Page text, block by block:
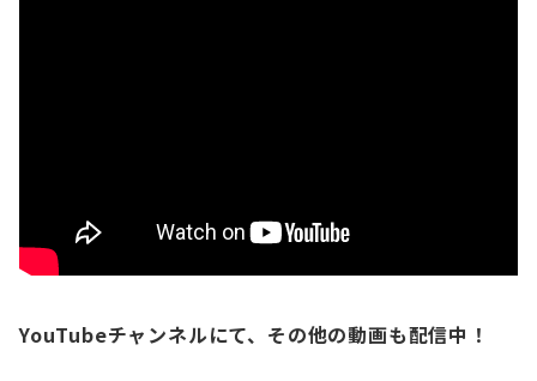
YouTubeチャンネルにて、その他の動画も配信中！